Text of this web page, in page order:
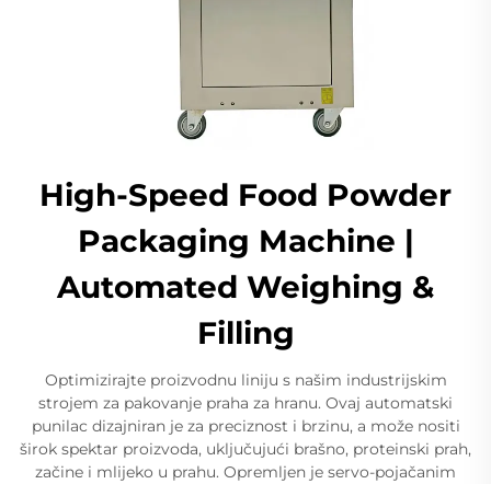
High-Speed Food Powder
Packaging Machine |
Automated Weighing &
Filling
Optimizirajte proizvodnu liniju s našim industrijskim
strojem za pakovanje praha za hranu. Ovaj automatski
punilac dizajniran je za preciznost i brzinu, a može nositi
širok spektar proizvoda, uključujući brašno, proteinski prah,
začine i mlijeko u prahu. Opremljen je servo-pojačanim